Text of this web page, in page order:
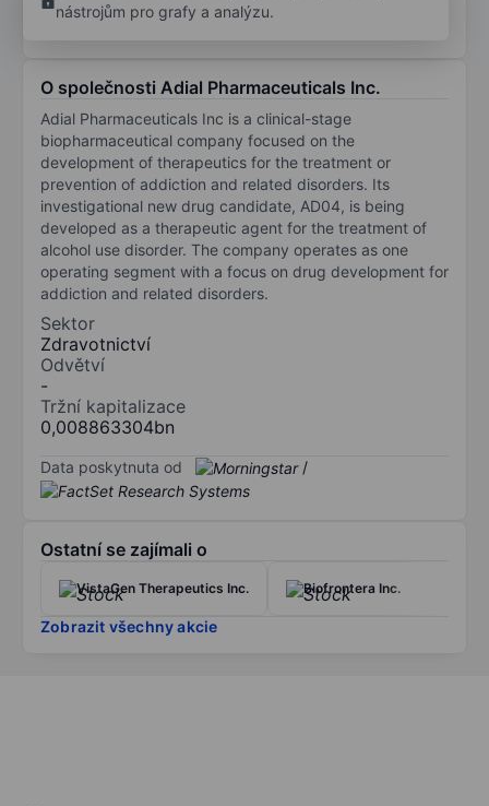
nástrojům pro grafy a analýzu.
O společnosti Adial Pharmaceuticals Inc.
Adial Pharmaceuticals Inc is a clinical-stage
biopharmaceutical company focused on the
development of therapeutics for the treatment or
prevention of addiction and related disorders. Its
investigational new drug candidate, AD04, is being
developed as a therapeutic agent for the treatment of
alcohol use disorder. The company operates as one
operating segment with a focus on drug development for
addiction and related disorders.
Sektor
Zdravotnictví
Odvětví
-
Tržní kapitalizace
0,008863304bn
Data poskytnuta od /
Ostatní se zajímali o
VistaGen Therapeutics Inc. Biofrontera Inc.
Zobrazit všechny akcie